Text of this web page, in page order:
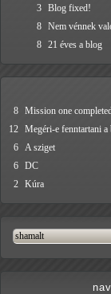
3 Blog fixed!
8 Nem vénnek
8 21 éves a blog
8 Mission one
12 Megéri-e fenntartani a
6 A sziget
6 DC
2 Kúra